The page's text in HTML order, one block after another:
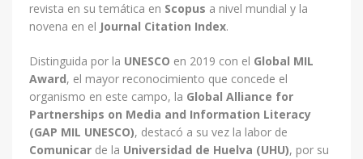
revista en su temática en Scopus a nivel mundial y la
novena en el Journal Citation Index.
Distinguida por la UNESCO en 2019 con el Global MIL
Award, el mayor reconocimiento que concede el
organismo en este campo, la Global Alliance for
Partnerships on Media and Information Literacy
(GAP MIL UNESCO), destacó a su vez la labor de
Comunicarde la Universidad de Huelva (UHU), por su